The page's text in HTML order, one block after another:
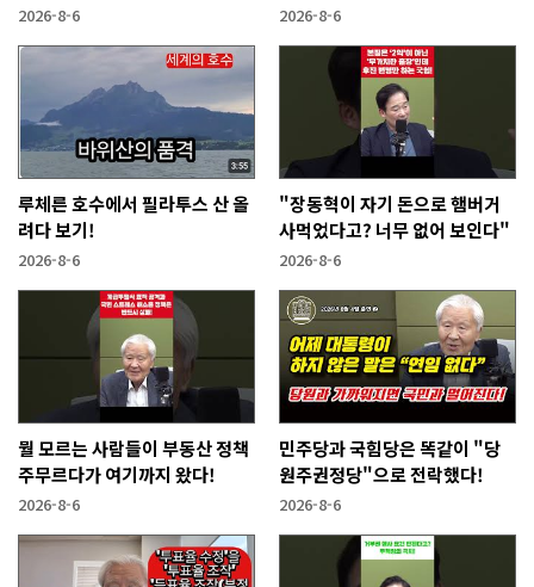
2026-8-6 2026-8-6
루체른 호수에서 필라투스 산 올
려다 보기!
2026-8-6
"장동혁이 자기 돈으로 햄버거
사먹었다고? 너무 없어 보인다"
2026-8-6
뭘 모르는 사람들이 부동산 정책
주무르다가 여기까지 왔다!
2026-8-6
민주당과 국힘당은 똑같이 "당
원주권정당"으로 전락했다!
2026-8-6